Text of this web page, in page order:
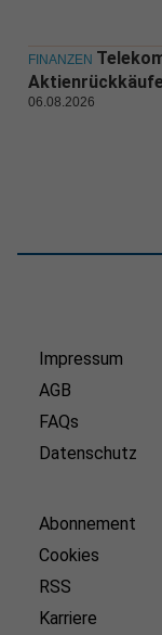
FINANZEN
Aktienrückkäufe
06.08.2026
Impressum
AGB
FAQs
Datenschutz
Abonnement
Cookies
RSS
Karriere